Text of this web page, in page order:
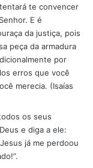
te convencer
E é
da justiça, pois
peça da armadura
por
erros que você
merecia. (Isaías
os seus
e diga a ele:
já me perdoou